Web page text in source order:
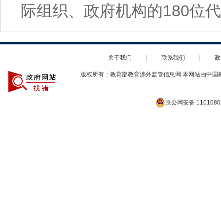
际组织、政府机构的180位
关于我们 联系我们
版权所有：教育部教育涉外监管信息网 本网站由中
京公网安备